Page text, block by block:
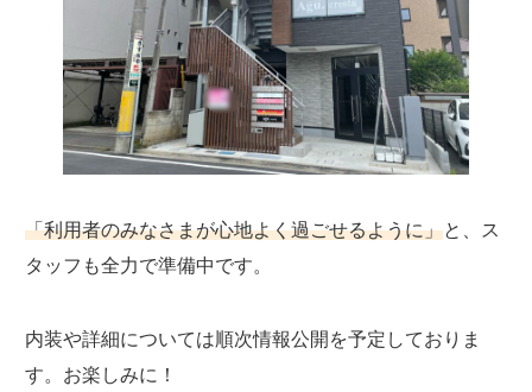
「利用者のみなさまが心地よく過ごせるように」と、ス
タッフも全力で準備中です。
内装や詳細については順次情報公開を予定しておりま
す。お楽しみに！